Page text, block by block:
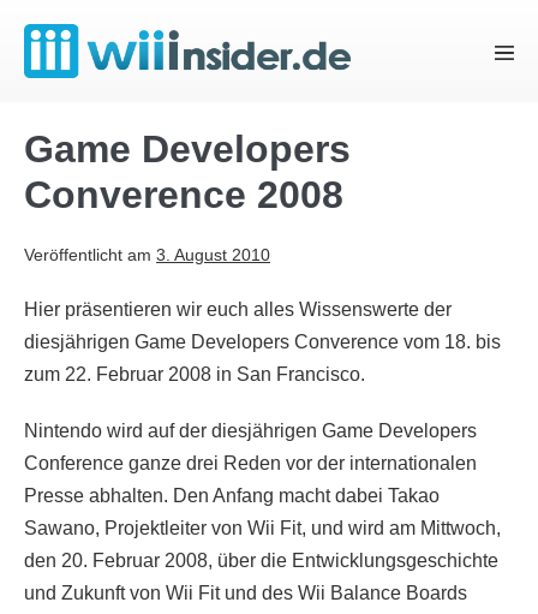
Inhalt
springen
Game Developers
Converence 2008
Veröffentlicht am 3. August 2010
Hier präsentieren wir euch alles Wissenswerte der
diesjährigen Game Developers Converence vom 18. bis
zum 22. Februar 2008 in San Francisco.
Nintendo wird auf der diesjährigen Game Developers
Conference ganze drei Reden vor der internationalen
Presse abhalten. Den Anfang macht dabei Takao
Sawano, Projektleiter von Wii Fit, und wird am Mittwoch,
den 20. Februar 2008, über die Entwicklungsgeschichte
und Zukunft von Wii Fit und des Wii Balance Boards